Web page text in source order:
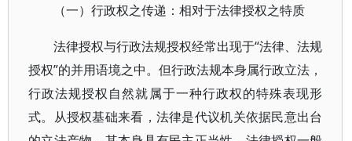
（一）行政权之传递：相对于法律授权之特质
法律授权与行政法规授权经常出现于“法律、法规
授权”的并用语境之中。但行政法规本身属行政立法，
行政法规授权自然就属于一种行政权的特殊表现形
式。从授权基础来看，法律是代议机关依据民意出台